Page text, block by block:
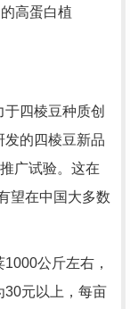
高蛋白植
四棱豆种质创
发的四棱豆新品
广试验。这在
望在中国大多数
公斤左右，
30元以上，每亩